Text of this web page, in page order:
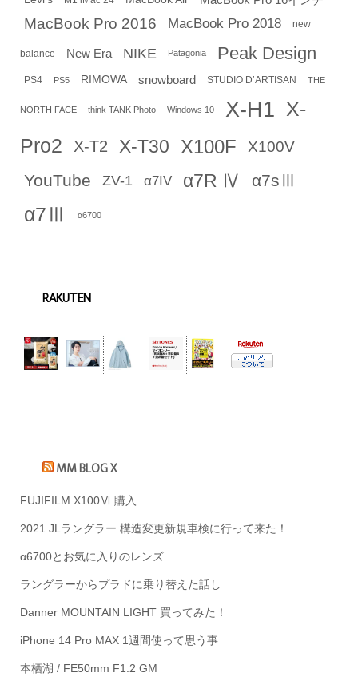
MacBook Pro 2016 MacBook Pro 2018 new
balance New Era NIKE Patagonia Peak Design
PS4 PS5 RIMOWA snowboard STUDIO D’ARTISAN THE
NORTH FACE think TANK Photo Windows 10 X-H1 X-
Pro2
X-T2 X-T30 X100F X100V
YouTube ZV-1 α7IV α7R Ⅳ α7sⅢ
α7Ⅲ α6700
RAKUTEN
MM BLOG X
FUJIFILM X100Ⅵ 購入
2021 JLラングラー 構造変更新規車検に行って来た！
α6700とお気に入りのレンズ
ラングラーからプラドに乗り替えた話し
Danner MOUNTAIN LIGHT 買ってみた！
iPhone 14 Pro MAX 1週間使って思う事
本栖湖 / FE50mm F1.2 GM